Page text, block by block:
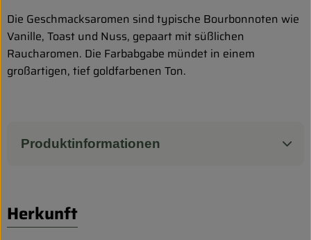
Die Geschmacksaromen sind typische Bourbonnoten wie
Vanille, Toast und Nuss, gepaart mit süßlichen
Raucharomen. Die Farbabgabe mündet in einem
großartigen, tief goldfarbenen Ton.
Produktinformationen
Herkunft